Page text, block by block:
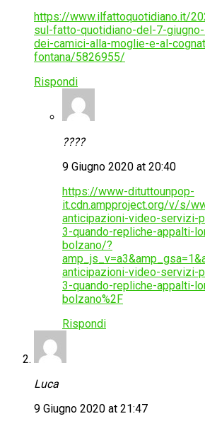
https://www.ilfattoquotidiano.it/
sul-fatto-quotidiano-del-7-
dei-camici-alla-moglie-e-al-
fontana/5826955/
Rispondi
????
9 Giugno 2020 at 20:40
https://www-dituttounpop-
it.cdn.ampproject.org/v/s/
anticipazioni-video-servizi-
3-quando-repliche-appalti-
bolzano/?
anticipazioni-video-servizi-
3-quando-repliche-appalti-
bolzano%2F
Rispondi
Luca
9 Giugno 2020 at 21:47